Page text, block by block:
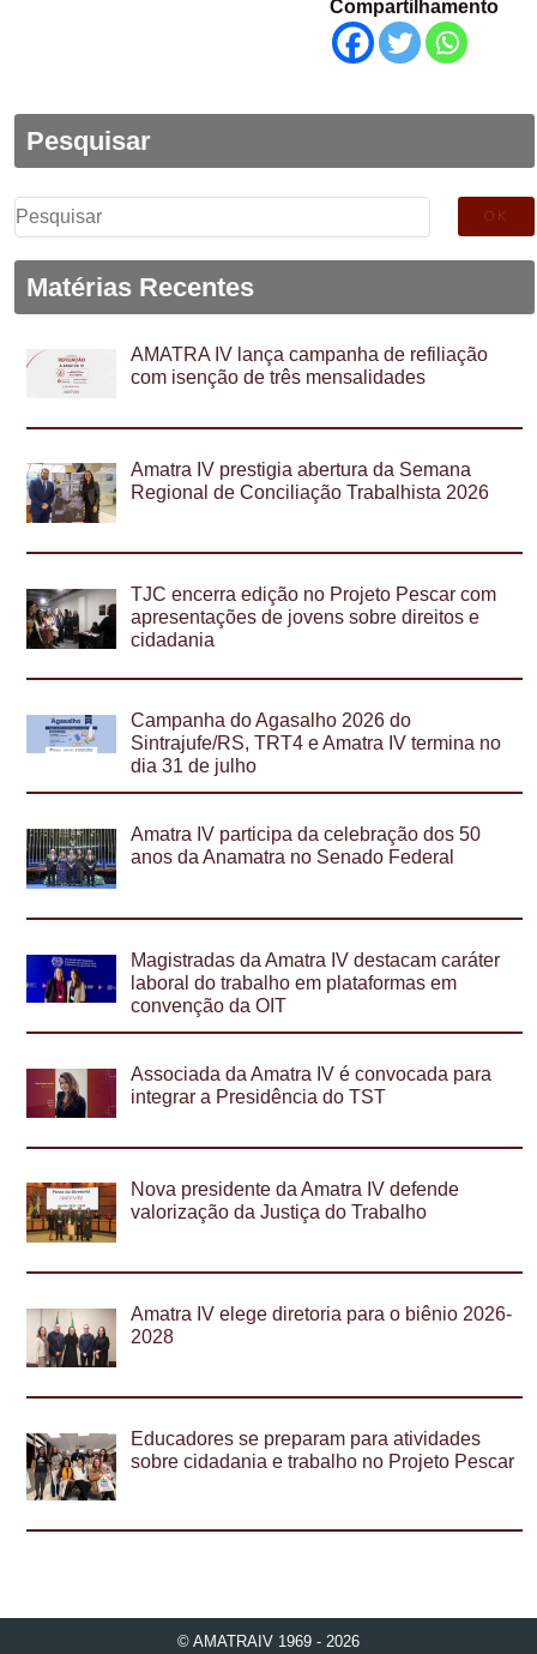
Compartilhamento
Pesquisar
Pesquisar
por:
Matérias Recentes
AMATRA IV lança campanha de refiliação
com isenção de três mensalidades
Amatra IV prestigia abertura da Semana
Regional de Conciliação Trabalhista 2026
TJC encerra edição no Projeto Pescar com
apresentações de jovens sobre direitos e
cidadania
Campanha do Agasalho 2026 do
Sintrajufe/RS, TRT4 e Amatra IV termina no
dia 31 de julho
Amatra IV participa da celebração dos 50
anos da Anamatra no Senado Federal
Magistradas da Amatra IV destacam caráter
laboral do trabalho em plataformas em
convenção da OIT
Associada da Amatra IV é convocada para
integrar a Presidência do TST
Nova presidente da Amatra IV defende
valorização da Justiça do Trabalho
Amatra IV elege diretoria para o biênio 2026-
2028
Educadores se preparam para atividades
sobre cidadania e trabalho no Projeto Pescar
© AMATRAIV 1969 - 2026